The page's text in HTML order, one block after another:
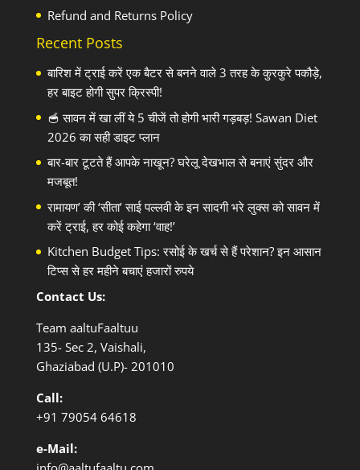
Refund and Returns Policy
Recent Posts
बारिश में ट्राई करें एक बैटर से बनने वाले 3 तरह के कुरकुरे पकौड़े,
हर बाइट होगी सुपर क्रिस्पी!
🥣 सावन में खा लीं ये 5 चीजें तो होगी भारी गड़बड़! Sawan Diet
2026 का सही डाइट प्लान
बार-बार टूटते हैं आपके नाखून? घरेलू देखभाल से बनाएं सुंदर और
मजबूत!
रामायण’ की ‘सीता’ साई पल्लवी के इन सादगी भरे लुक्स को सावन में
करें ट्राई, हर कोई कहेगा ‘वाह!’
Kitchen Budget Tips: रसोई के खर्च से हैं परेशान? इन आसान
टिप्स से हर महीने बचाएं हजारों रुपये
Contact Us:
Team aaltuFaaltuu
135- Sec 2, Vaishali,
Ghaziabad (U.P)- 201010
Call:
+91 79054 64618
e-Mail: